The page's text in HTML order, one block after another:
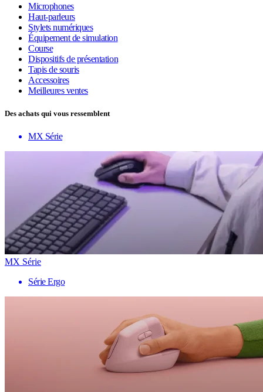
Microphones
Haut-parleurs
Stylets numériques
Équipement de simulation
Course
Dispositifs de présentation
Tapis de souris
Accessoires
Meilleures ventes
Des achats qui vous ressemblent
MX Série
MX Série
Série Ergo